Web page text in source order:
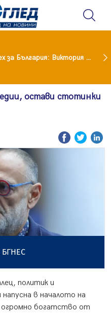
Голям успех за България: Виктория Ангелова грабна световна титла в тройния скок
остави стотинки
БГНЕС
политик и
в началото на
огромно богатство от